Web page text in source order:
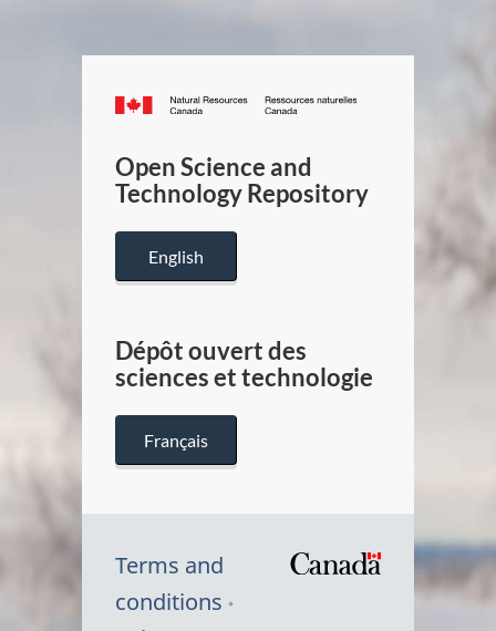
Canada.ca
/
Canada
Open Science and
Technology Repository
English
Dépôt ouvert des
sciences et technologie
Français
Terms and
conditions
Symbole